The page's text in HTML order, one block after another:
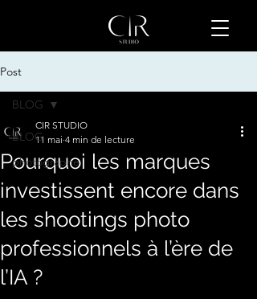
Post
BLOG
photographe
BLOG
Pourquoi les marques
investissent encore dans
les shootings photo
professionnels à l’ère de
l’IA ?
CIR STUDIO
11 mai 4 min de lecture